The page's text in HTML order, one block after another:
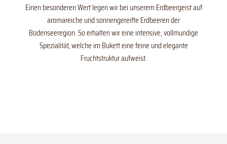
Einen besonderen Wert legen wir bei unserem Erdbeergeist auf
aromareiche und sonnengereifte Erdbeeren der
Bodenseeregion. So erhalten wir eine intensive, vollmundige
Spezialität, welche im Bukett eine feine und elegante
Fruchtstruktur aufweist.